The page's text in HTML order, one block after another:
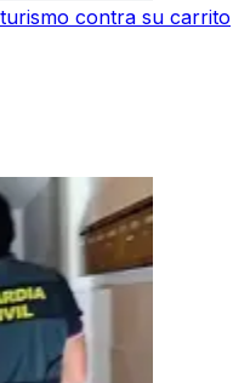
contra su carrito